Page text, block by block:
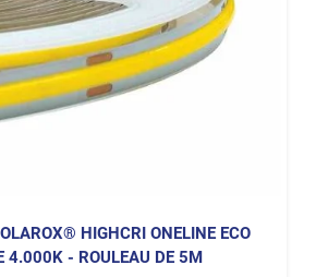
HIGHCRI ONELINE ECO
4.000K - ROULEAU DE 5M